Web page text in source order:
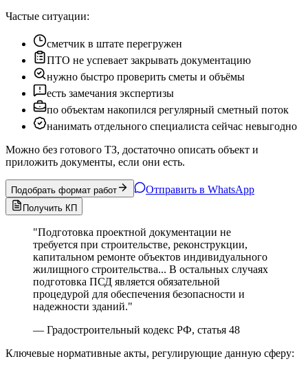
Частые ситуации:
сметчик в штате перегружен
ПТО не успевает закрывать документацию
нужно быстро проверить сметы и объёмы
есть замечания экспертизы
по объектам накопился регулярный сметный поток
нанимать отдельного специалиста сейчас невыгодно
Можно без готового ТЗ, достаточно описать объект и
приложить документы, если они есть.
Подобрать формат работ Отправить в WhatsApp
Получить КП
"Подготовка проектной документации не
требуется при строительстве, реконструкции,
капитальном ремонте объектов индивидуального
жилищного строительства... В остальных случаях
подготовка ПСД является обязательной
процедурой для обеспечения безопасности и
надежности зданий."
— Градостроительный кодекс РФ, статья 48
Ключевые нормативные акты, регулирующие данную сферу: